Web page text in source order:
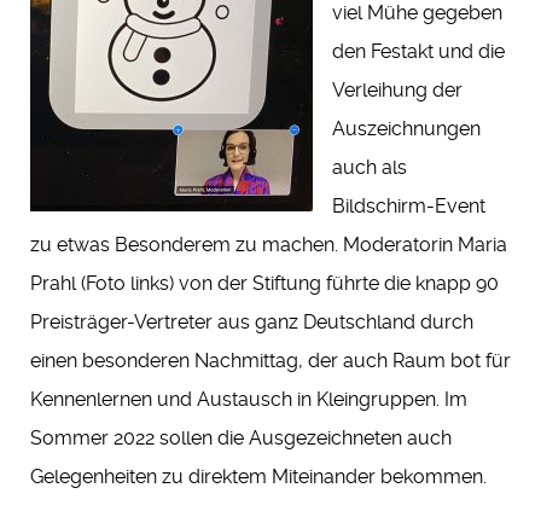
viel Mühe gegeben
den Festakt und die
Verleihung der
Auszeichnungen
auch als
Bildschirm-Event
zu etwas Besonderem zu machen. Moderatorin Maria
Prahl (Foto links) von der Stiftung führte die knapp 90
Preisträger-Vertreter aus ganz Deutschland durch
einen besonderen Nachmittag, der auch Raum bot für
Kennenlernen und Austausch in Kleingruppen. Im
Sommer 2022 sollen die Ausgezeichneten auch
Gelegenheiten zu direktem Miteinander bekommen.